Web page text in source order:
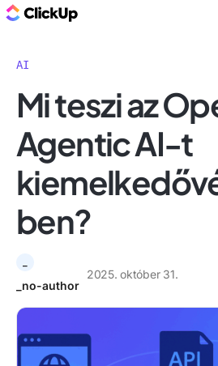
AI
Mi teszi az
Agentic AI-t
ben?
_no-author
2025. október 31.